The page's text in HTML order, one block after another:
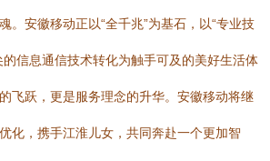
。安徽移动正以“全千兆”为基石，以“专业技
信息通信技术转化为触手可及的美好生活体
飞跃，更是服务理念的升华。安徽移动将继
化，携手江淮儿女，共同奔赴一个更加智